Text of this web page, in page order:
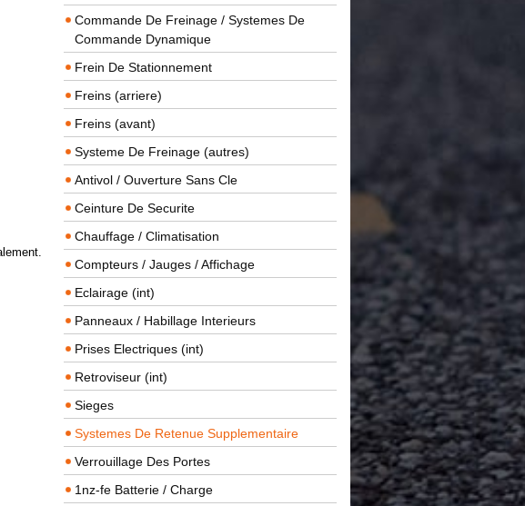
Commande De Freinage / Systemes De
Commande Dynamique
Frein De Stationnement
Freins (arriere)
Freins (avant)
Systeme De Freinage (autres)
Antivol / Ouverture Sans Cle
Ceinture De Securite
Chauffage / Climatisation
Compteurs / Jauges / Affichage
Eclairage (int)
Panneaux / Habillage Interieurs
Prises Electriques (int)
Retroviseur (int)
Sieges
Systemes De Retenue Supplementaire
Verrouillage Des Portes
1nz-fe Batterie / Charge